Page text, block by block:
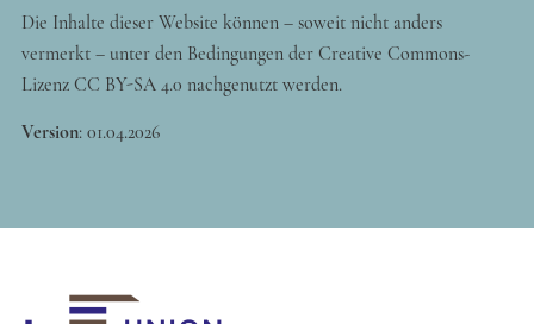
Die Inhalte dieser Website können – soweit nicht anders
vermerkt – unter den Bedingungen der Creative Commons-
Lizenz CC BY-SA 4.0 nachgenutzt werden.
Version: 01.04.2026